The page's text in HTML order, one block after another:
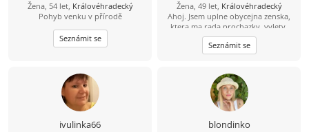
Žena, 54 let, Královéhradecký
Pohyb venku v přírodě
Seznámit se
Žena, 49 let, Královéhradecký
Ahoj. Jsem uplne obycejna zenska,
ktera ma rada prochazky, vylety,
deti a spoustu dalsiho. Zivot se se
mnou zrovna nemazlil, tak uz trochu
pochybuju, jestli je nekde muz, ktery
zbytek zivota. Taky ti chybi chvile s
blizkou osobou, nemas se s kym
smat nebo se ke komu choulit, kdyz
je ti smutno? Tak se ozvy. Deti
nejsou prekazkou, naopak
Seznámit se
ivulinka66 blondinko